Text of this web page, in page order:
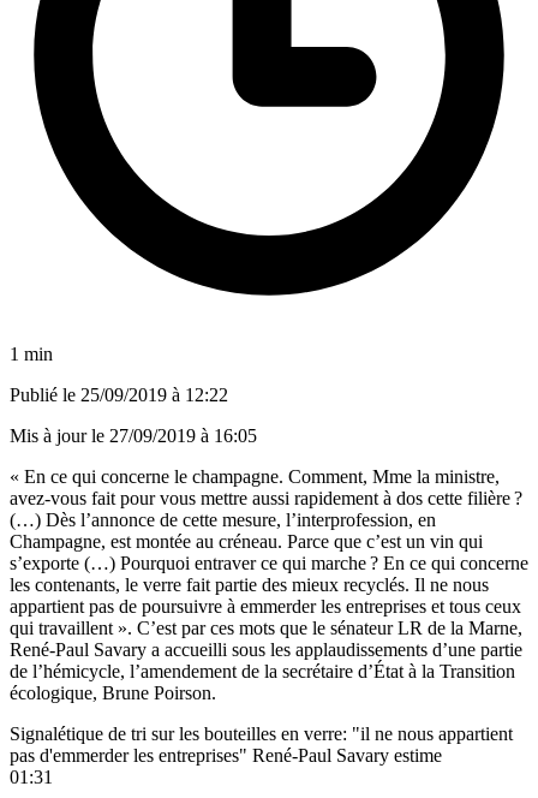
1 min
Publié le 25/09/2019 à 12:22
Mis à jour le 27/09/2019 à 16:05
« En ce qui concerne le champagne. Comment, Mme la ministre,
avez-vous fait pour vous mettre aussi rapidement à dos cette filière ?
(…) Dès l’annonce de cette mesure, l’interprofession, en
Champagne, est montée au créneau. Parce que c’est un vin qui
s’exporte (…) Pourquoi entraver ce qui marche ? En ce qui concerne
les contenants, le verre fait partie des mieux recyclés. Il ne nous
appartient pas de poursuivre à emmerder les entreprises et tous ceux
qui travaillent ». C’est par ces mots que le sénateur LR de la Marne,
René-Paul Savary a accueilli sous les applaudissements d’une partie
de l’hémicycle, l’amendement de la secrétaire d’État à la Transition
écologique, Brune Poirson.
Signalétique de tri sur les bouteilles en verre: "il ne nous appartient
pas d'emmerder les entreprises" René-Paul Savary estime
01:31